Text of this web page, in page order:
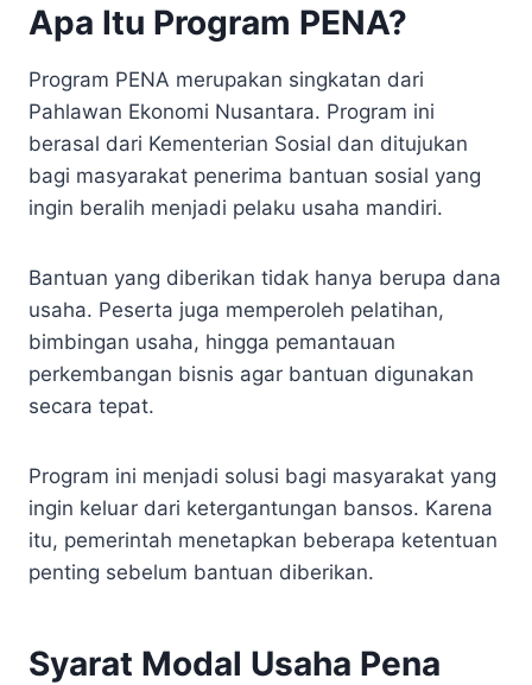
Apa Itu Program PENA?
Program PENA merupakan singkatan dari
Pahlawan Ekonomi Nusantara. Program ini
berasal dari Kementerian Sosial dan ditujukan
bagi masyarakat penerima bantuan sosial yang
ingin beralih menjadi pelaku usaha mandiri.
Bantuan yang diberikan tidak hanya berupa dana
usaha. Peserta juga memperoleh pelatihan,
bimbingan usaha, hingga pemantauan
perkembangan bisnis agar bantuan digunakan
secara tepat.
Program ini menjadi solusi bagi masyarakat yang
ingin keluar dari ketergantungan bansos. Karena
itu, pemerintah menetapkan beberapa ketentuan
penting sebelum bantuan diberikan.
Syarat Modal Usaha Pena